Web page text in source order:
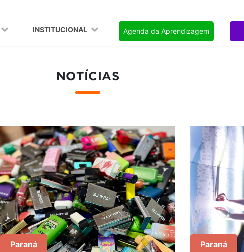
INSTITUCIONAL Agenda da Aprendizagem
NOTÍCIAS
Paraná Paraná